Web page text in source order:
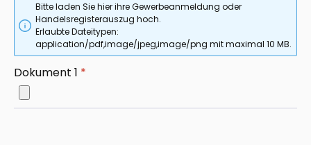
Bitte laden Sie hier ihre Gewerbeanmeldung oder
Handelsregisterauszug hoch.
Erlaubte Dateitypen:
application/pdf,image/jpeg,image/png mit maximal 10 MB.
Dokument 1 *